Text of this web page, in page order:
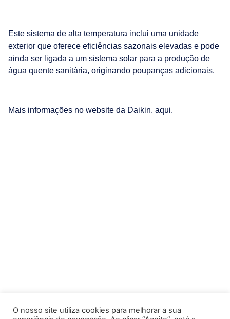
Este sistema de alta temperatura inclui uma unidade
exterior que oferece eficiências sazonais elevadas e pode
ainda ser ligada a um sistema solar para a produção de
água quente sanitária, originando poupanças adicionais.
Mais informações no website da Daikin, aqui.
O nosso site utiliza cookies para melhorar a sua